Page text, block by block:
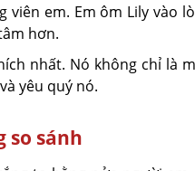
viên em. Em ôm Lily vào
hơn.
nhất. Nó không chỉ là
yêu quý nó.
so sánh